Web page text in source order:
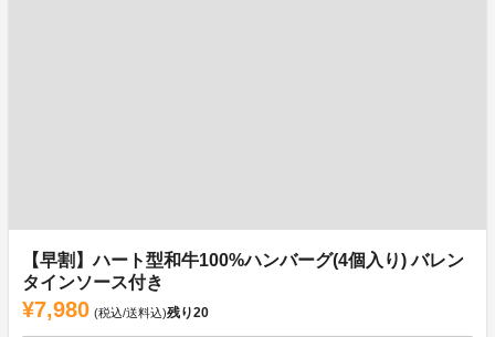
【早割】ハート型和牛100%ハンバーグ(4個入り) バレン
タインソース付き
¥7,980 (税込/送料込)残り20